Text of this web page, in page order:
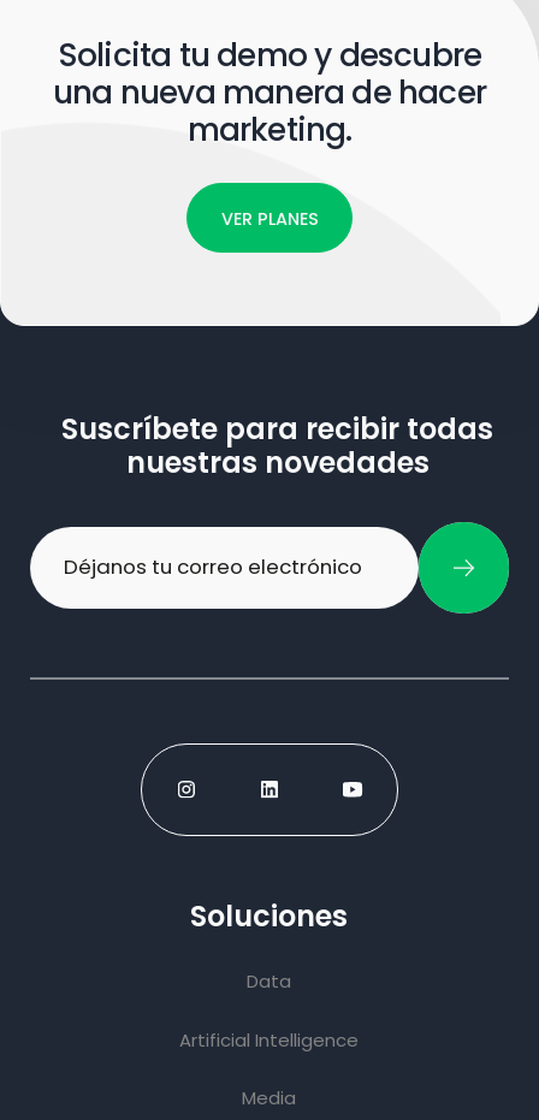
Solicita tu demo y descubre
una nueva manera de hacer
marketing.
VER PLANES
Suscríbete para recibir todas
nuestras novedades
Soluciones
Data
Artificial Intelligence
Media